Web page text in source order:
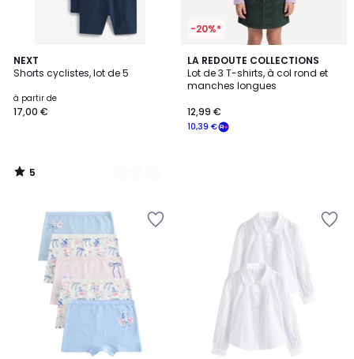
NEXT
Shorts cyclistes, lot de 5
à partir de
17,00 €
5
/
3
Couleurs
5
/
-20%*
LA REDOUTE COLLECTIONS
Lot de 3 T-shirts, à col rond et
manches longues
10,39 €
12,99 €